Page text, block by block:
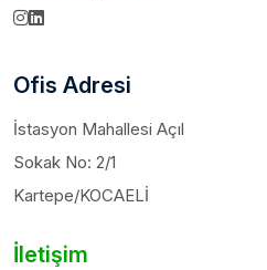
Ofis Adresi
İstasyon Mahallesi Açıl
Sokak No: 2/1
Kartepe/KOCAELİ
İletişim